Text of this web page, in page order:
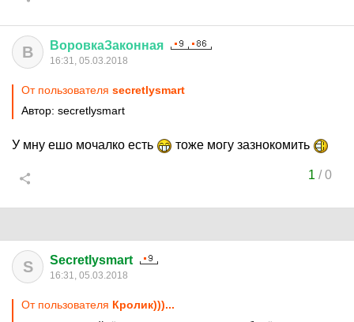
В ВоровкаЗаконная
16:31, 05.03.2018
От пользователя secretlysmart
Автор: secretlysmart
У мну ешо мочалко есть тоже могу зазнокомить
1 /0
S Secretlysmart
16:31, 05.03.2018
От пользователя Кролик)))...